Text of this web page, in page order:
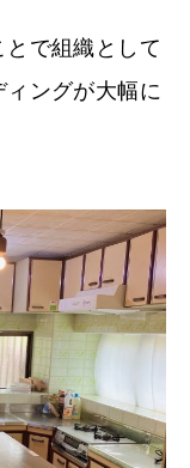
で組織として
ングが大幅に